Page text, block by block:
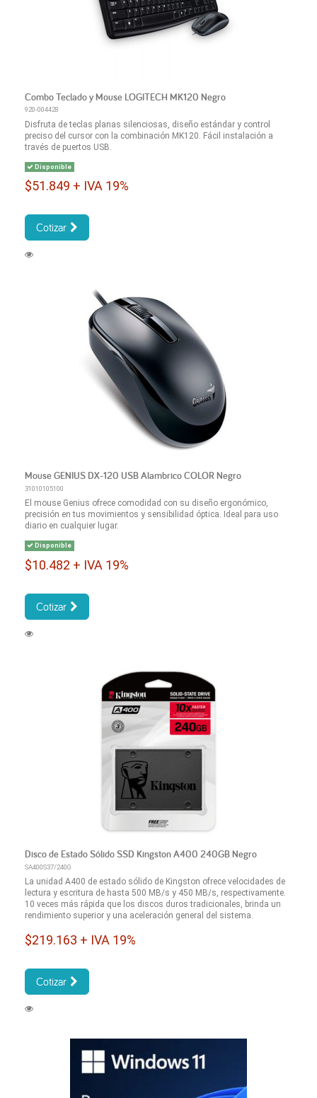
Combo Teclado y Mouse LOGITECH MK120 Negro
920-004428
Disfruta de teclas planas silenciosas, diseño estándar y control
preciso del cursor con la combinación MK120. Fácil instalación a
través de puertos USB.
Disponible
$51.849 + IVA 19%
Cotizar
Mouse GENIUS DX-120 USB Alambrico COLOR Negro
31010105100
El mouse Genius ofrece comodidad con su diseño ergonómico,
precisión en tus movimientos y sensibilidad óptica. Ideal para uso
diario en cualquier lugar.
Disponible
$10.482 + IVA 19%
Cotizar
Disco de Estado Sólido SSD Kingston A400 240GB Negro
SA400S37/240G
La unidad A400 de estado sólido de Kingston ofrece velocidades de
lectura y escritura de hasta 500 MB/s y 450 MB/s, respectivamente.
10 veces más rápida que los discos duros tradicionales, brinda un
rendimiento superior y una aceleración general del sistema.
$219.163 + IVA 19%
Cotizar